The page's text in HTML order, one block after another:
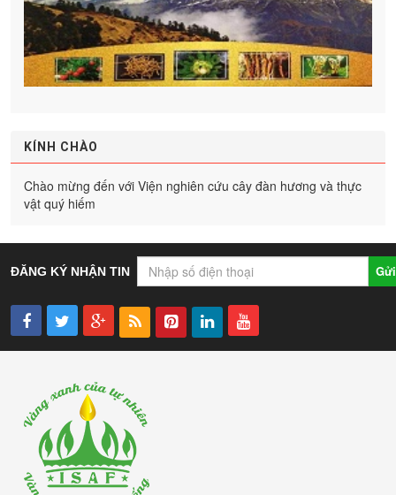
KÍNH CHÀO
Chào mừng đến với Viện nghiên cứu cây đàn hương và thực
vật quý hiếm
ĐĂNG KÝ NHẬN TIN Gửi